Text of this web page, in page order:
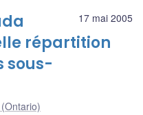
17 mai 2005
répartition
sous-